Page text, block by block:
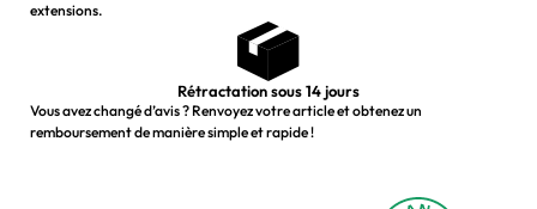
extensions.
Rétractation sous 14 jours
Vous avez changé d’avis ? Renvoyez votre article et obtenez un
remboursement de manière simple et rapide !